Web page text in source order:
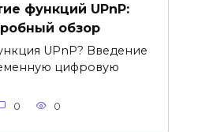
функций UPnP:
обзор
UPnP? Введение
цифровую
0 0